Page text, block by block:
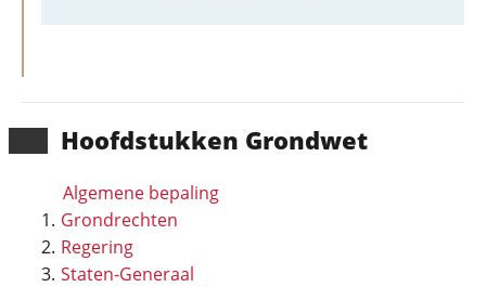
Hoofd­stukken Grondwet
Algemene bepaling
Grondrechten
Regering
Staten-Generaal